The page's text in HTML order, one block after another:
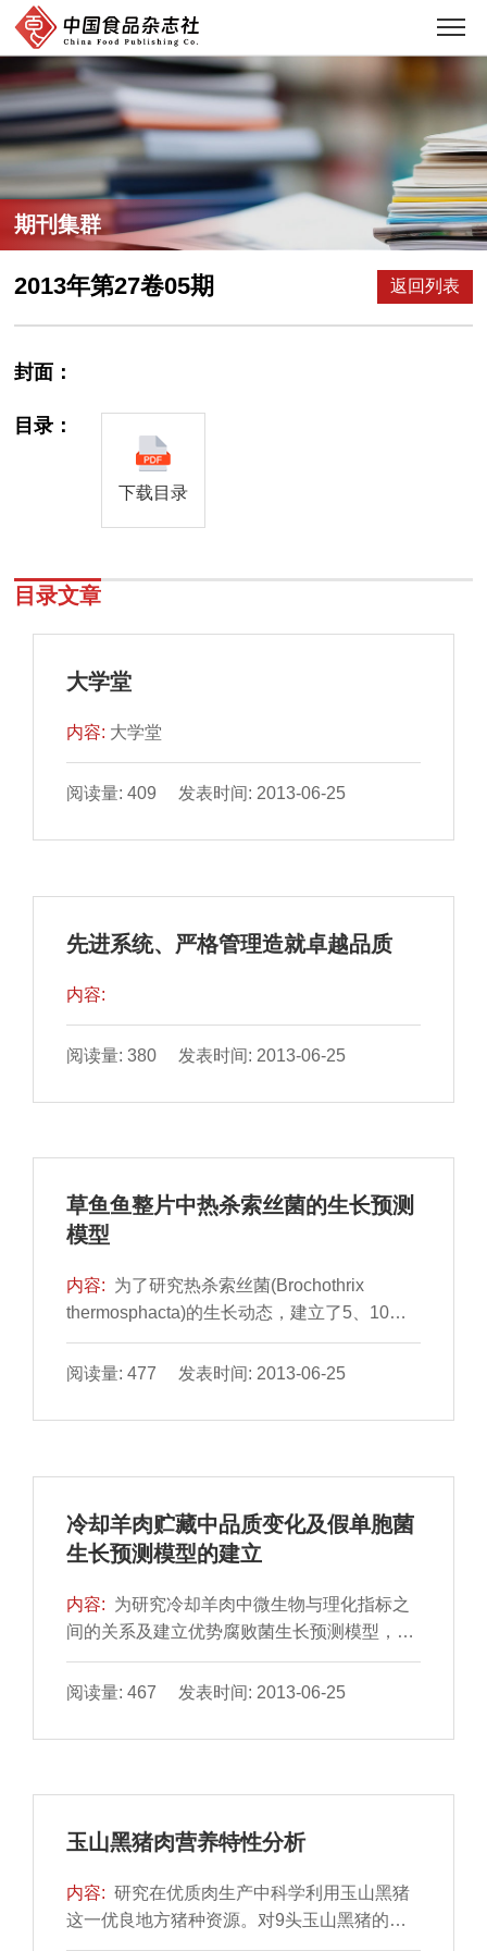
期刊集群
2013年第27卷05期 返回列表
封面：
目录：
下载目录
目录文章
大学堂
内容: 大学堂
阅读量: 409 发表时间: 2013-06-25
先进系统、严格管理造就卓越品质
内容:
阅读量: 380 发表时间: 2013-06-25
草鱼鱼整片中热杀索丝菌的生长预测
模型
内容: 为了研究热杀索丝菌(Brochothrix
thermosphacta)的生长动态，建立了5、10、
15、20℃四种不同温度下草鱼鱼整片中的热杀
索丝菌的预测模型。利用Gompertz方程获得热
度下的活菌数，绘制实际和预测生长曲线，曲
大比生长速率和延滞期的影响。通过计算准确
准确因子AF值均在1左右，偏差因子BF值在
0...
阅读量: 477 发表时间: 2013-06-25
冷却羊肉贮藏中品质变化及假单胞菌
生长预测模型的建立
内容: 为研究冷却羊肉中微生物与理化指标之
间的关系及建立优势腐败菌生长预测模型，文
中对冷却羊肉的多个理化指标和主要致腐微生
物进行研究。实验测定了冷却羊肉在4℃条件
阅读量: 467 发表时间: 2013-06-25
玉山黑猪肉营养特性分析
内容: 研究在优质肉生产中科学利用玉山黑猪
这一优良地方猪种资源。对9头玉山黑猪的背